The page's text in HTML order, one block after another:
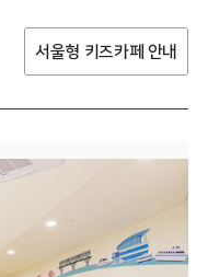
서울형 키즈카페 안내